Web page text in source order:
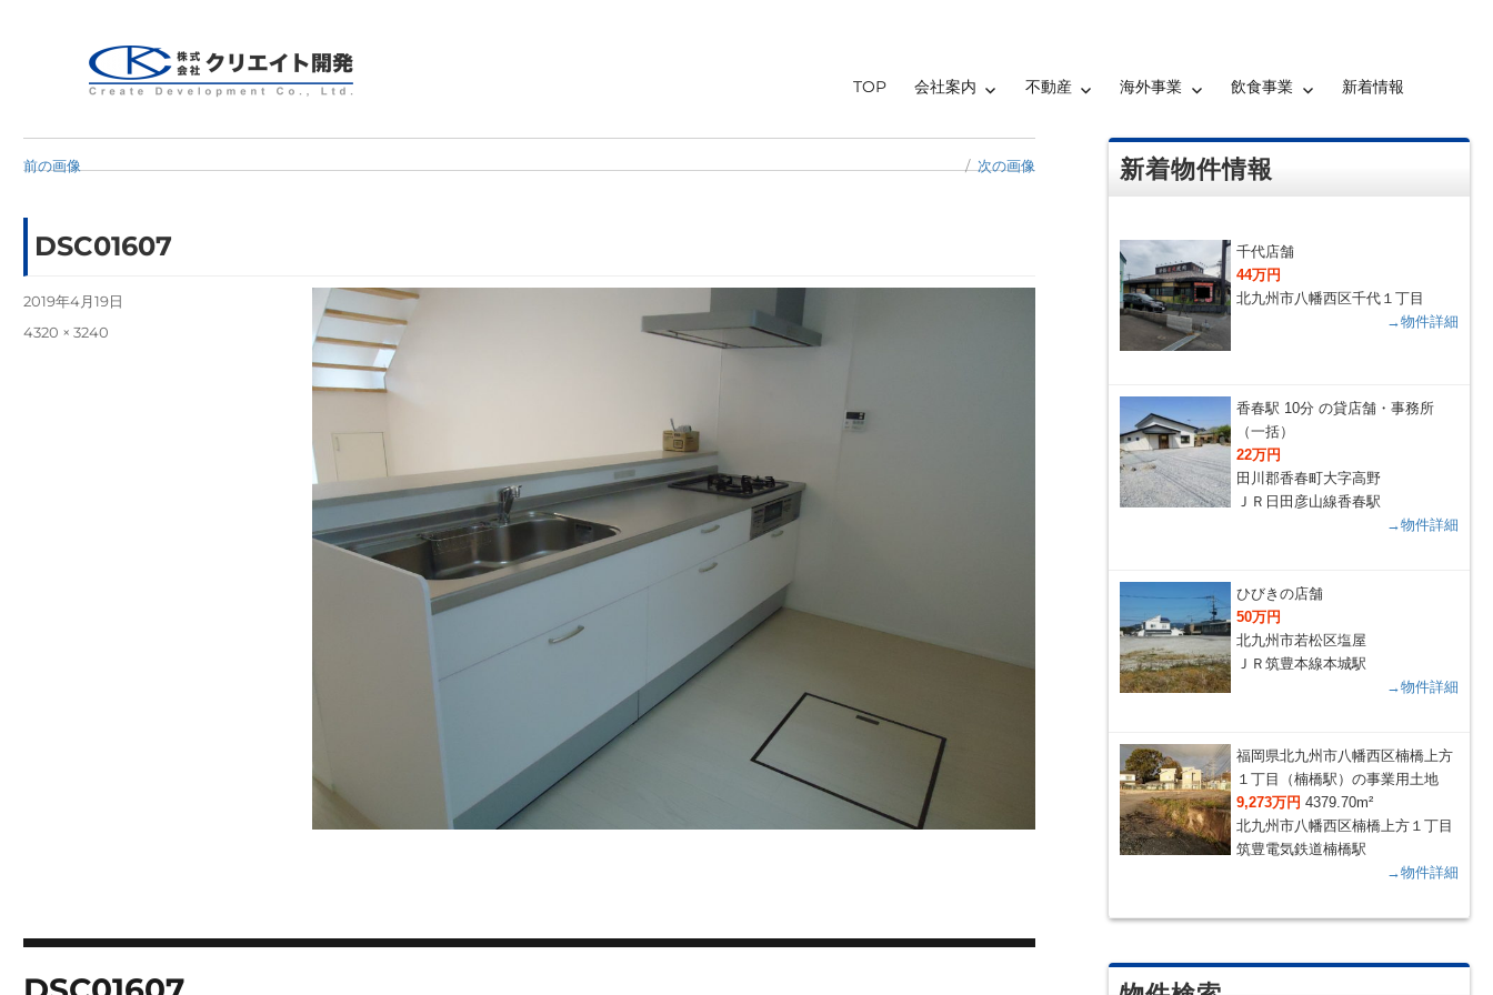
クリエイト開発
TOP 会社案内 不動産 海外事業 飲食事業 新着情報
前の画像 次の画像
DSC01607
投
2019年4月19日
フ
4320 × 3240
新着物件情報
千代店舗
44万円
北九州市八幡西区千代１丁目
→物件詳細
香春駅 10分 の貸店舗・事務所
（一括）
22万円
田川郡香春町大字高野
ＪＲ日田彦山線香春駅
→物件詳細
ひびきの店舗
50万円
北九州市若松区塩屋
ＪＲ筑豊本線本城駅
→物件詳細
福岡県北九州市八幡西区楠橋上方
１丁目（楠橋駅）の事業用土地
9,273万円 4379.70m²
北九州市八幡西区楠橋上方１丁目
筑豊電気鉄道楠橋駅
→物件詳細